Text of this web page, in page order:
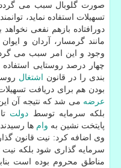
صورت گلوبال سبب می گردد
تسهیلات استفاده نماید،
دورافتاده بازهم نفعی
مانند گرمسار، آردان و
وجود و این امر سبب می
چهار درصد روستایی
بندی را در قانون
اشتغال
بودن هم برای دریافت
عرضه می شد كه نتیجه آن
بلكه سرمایه توسط دولت
پایتخت نشین به وام ها
وی اضافه كرد: نیت قانون
سرمایه گذاری شود بلكه نیت
مناطق محروم بوده است